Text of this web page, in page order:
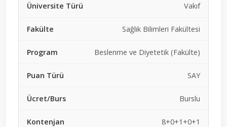
Vakıf
Sağlık Bilimleri Fakültesi
Beslenme ve Diyetetik (Fakülte)
SAY
Burslu
8+0+1+0+1